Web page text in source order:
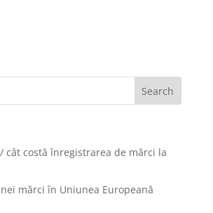
cât costă înregistrarea de mărci la
mărci în Uniunea Europeană